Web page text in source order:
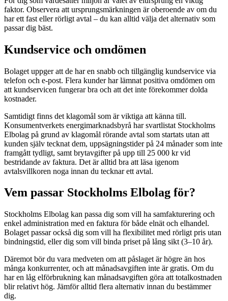
faktor. Observera att ursprungsmärkningen är oberoende av om du
har ett fast eller rörligt avtal – du kan alltid välja det alternativ som
passar dig bäst.
Kundservice och omdömen
Bolaget uppger att de har en snabb och tillgänglig kundservice via
telefon och e-post. Flera kunder har lämnat positiva omdömen om
att kundservicen fungerar bra och att det inte förekommer dolda
kostnader.
Samtidigt finns det klagomål som är viktiga att känna till.
Konsumentverkets energimarknadsbyrå har svartlistat Stockholms
Elbolag på grund av klagomål rörande avtal som startats utan att
kunden själv tecknat dem, uppsägningstider på 24 månader som inte
framgått tydligt, samt brytavgifter på upp till 25 000 kr vid
bestridande av faktura. Det är alltid bra att läsa igenom
avtalsvillkoren noga innan du tecknar ett avtal.
Vem passar Stockholms Elbolag för?
Stockholms Elbolag kan passa dig som vill ha samfakturering och
enkel administration med en faktura för både elnät och elhandel.
Bolaget passar också dig som vill ha flexibilitet med rörligt pris utan
bindningstid, eller dig som vill binda priset på lång sikt (3–10 år).
Däremot bör du vara medveten om att påslaget är högre än hos
många konkurrenter, och att månadsavgiften inte är gratis. Om du
har en låg elförbrukning kan månadsavgiften göra att totalkostnaden
blir relativt hög. Jämför alltid flera alternativ innan du bestämmer
dig.